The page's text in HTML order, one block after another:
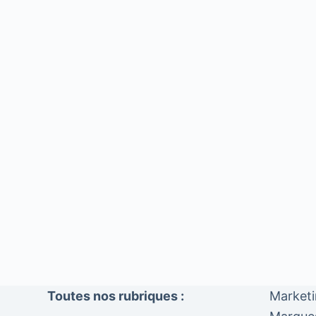
Toutes nos rubriques :